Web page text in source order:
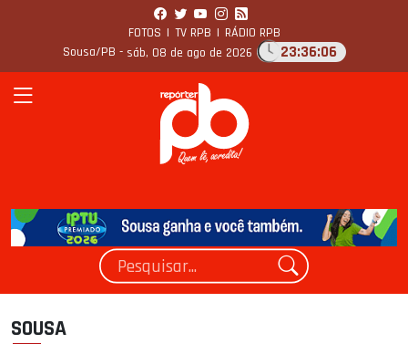
FOTOS | TV RPB | RÁDIO RPB
Sousa/PB - sáb, 08 de ago de 2026 23:36:07
SOUSA